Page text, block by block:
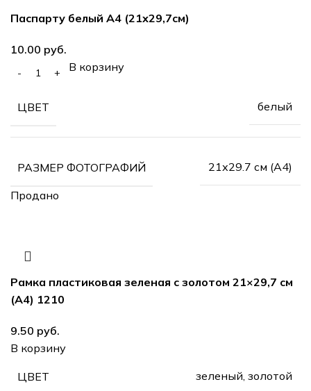
Паспарту белый А4 (21х29,7см)
10.00 руб.
В корзину
ЦВЕТ белый
РАЗМЕР ФОТОГРАФИЙ 21х29.7 см (А4)
Продано
Рамка пластиковая зеленая с золотом 21×29,7 см
(А4) 1210
9.50 руб.
В корзину
ЦВЕТ зеленый, золотой